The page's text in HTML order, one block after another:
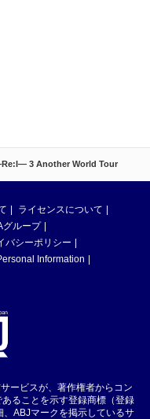
3 Another World Tour
ライセンスについて
グループ
バシーポリシー
Information
ービスが、著作権者からコン
ることを示す登録商標（登録
ABJマークを掲示しているサ